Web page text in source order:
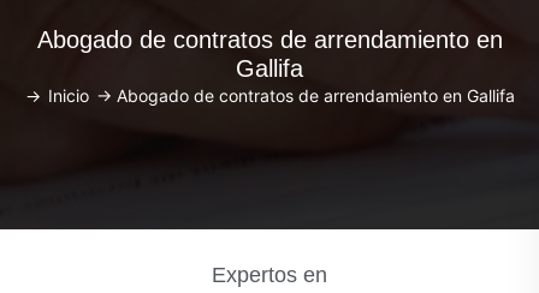
Abogado de contratos de arrendamiento en
Gallifa
-> Inicio -> Abogado de contratos de arrendamiento en Gallifa
Expertos en